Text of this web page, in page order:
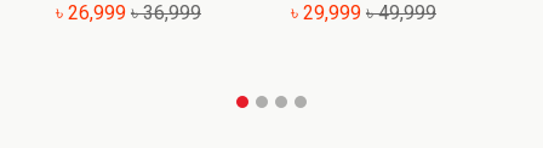
৳ 26,999 ৳ 36,999 ৳ 29,999 ৳ 49,999